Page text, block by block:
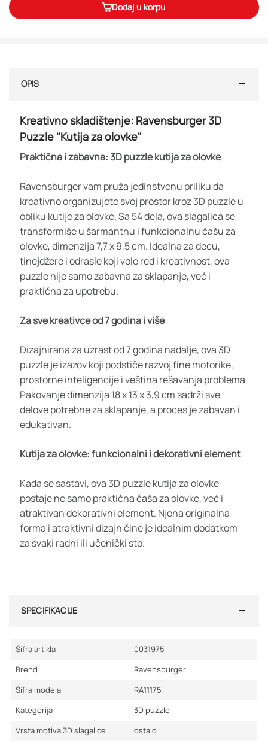
Dodaj u korpu
OPIS
Kreativno skladištenje: Ravensburger 3D
Puzzle "Kutija za olovke"
Praktična i zabavna: 3D puzzle kutija za olovke
Ravensburger vam pruža jedinstvenu priliku da
kreativno organizujete svoj prostor kroz 3D puzzle u
obliku kutije za olovke. Sa 54 dela, ova slagalica se
transformiše u šarmantnu i funkcionalnu čašu za
olovke, dimenzija 7,7 x 9,5 cm. Idealna za decu,
tinejdžere i odrasle koji vole red i kreativnost, ova
puzzle nije samo zabavna za sklapanje, već i
praktična za upotrebu.
Za sve kreativce od 7 godina i više
Dizajnirana za uzrast od 7 godina nadalje, ova 3D
puzzle je izazov koji podstiče razvoj fine motorike,
prostorne inteligencije i veština rešavanja problema.
Pakovanje dimenzija 18 x 13 x 3,9 cm sadrži sve
delove potrebne za sklapanje, a proces je zabavan i
edukativan.
Kutija za olovke: funkcionalni i dekorativni element
Kada se sastavi, ova 3D puzzle kutija za olovke
postaje ne samo praktična čaša za olovke, već i
atraktivan dekorativni element. Njena originalna
forma i atraktivni dizajn čine je idealnim dodatkom
za svaki radni ili učenički sto.
SPECIFIKACIJE
Šifra artikla
0031975
Brend
Ravensburger
Šifra modela
RA11175
Kategorija
3D puzzle
Vrsta motiva 3D slagalice
ostalo